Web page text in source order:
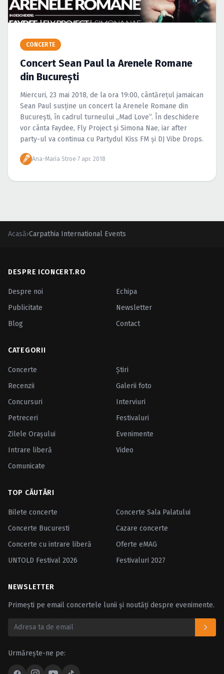
Caută în site...
CONCERTE
Concert Sean Paul la Arenele Romane
din Bucureşti
Miercuri, 23 mai 2018, de la ora 19:00, cântăreţul jamaican
Sean Paul susţine un concert la Arenele Romane din
Bucureşti, în cadrul turneului „Mad Love”. În deschidere
vor cânta Faydee, Fly Project şi Simona Nae, iar after
party-ul va continua cu Partydul Kiss FM şi DJ Vibe Drops.
Ana-Maria Stroe·7 apr. 2018
Acasă›Carpathia International Events
DESPRE ICONCERT.RO
Despre noi
Echipa
Publicitate
Newsletter
Blog
Contact
CATEGORII
Concerte
Ştiri
Recenzii
Galerii foto
Concursuri
Interviuri
Petreceri
Festivaluri
Zilele Oraşului
Evenimente
Intrare liberă
Video
Comunicate
TOP CĂUTĂRI
Bilete concerte
Concerte Sala Palatului
Concerte Bucuresti
Cazare concerte
Concerte cu intrare liberă
Oferte eMAG
UNTOLD Festival 2026
Festivaluri 2027
NEWSLETTER
Primești pe email concertele lunii și noutăți despre evenimente.
Urmărește-ne pe: